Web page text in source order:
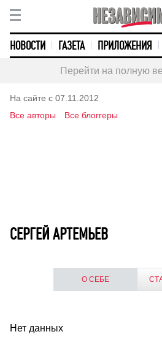
НОВОСТИ ГАЗЕТА ПРИЛОЖЕНИЯ
Перейти на полную
На сайте с 07.11.2012
Все авторы
Все блоггеры
СЕРГЕЙ АРТЕМЬЕВ
О СЕБЕ
Нет данных